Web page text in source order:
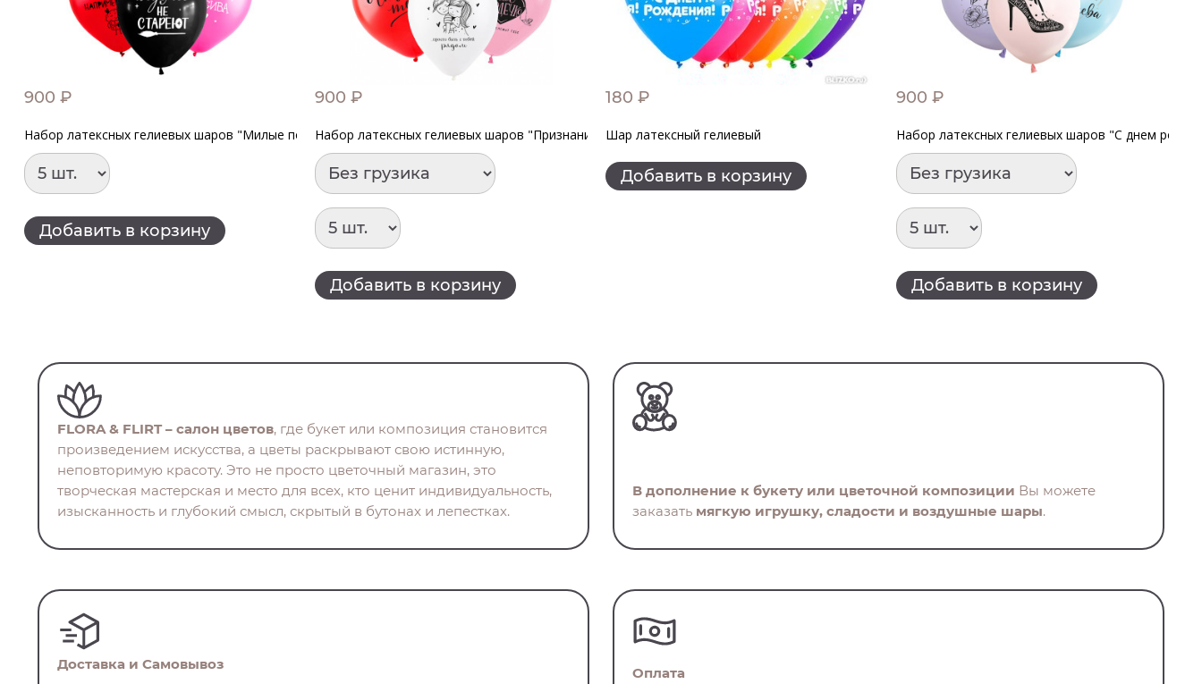
900 ₽
Набор латексных гелиевых шаров "Милые поздравления для нее"
Добавить в корзину
900 ₽
Набор латексных гелиевых шаров "Признание в любви"
Добавить в корзину
180 ₽
Шар латексный гелиевый
Добавить в корзину
900 ₽
Набор латексных гелиевых шаров "С днем
Добавить в корзину
FLORA & FLIRT – салон цветов, где букет или композиция становится
произведением искусства, а цветы раскрывают свою истинную,
неповторимую красоту. Это не просто цветочный магазин, это
творческая мастерская и место для всех, кто ценит индивидуальность,
изысканность и глубокий смысл, скрытый в бутонах и лепестках.
В дополнение к букету или цветочной композиции Вы можете
заказать мягкую игрушку, сладости и воздушные шары.
Доставка и Самовывоз
Оплата